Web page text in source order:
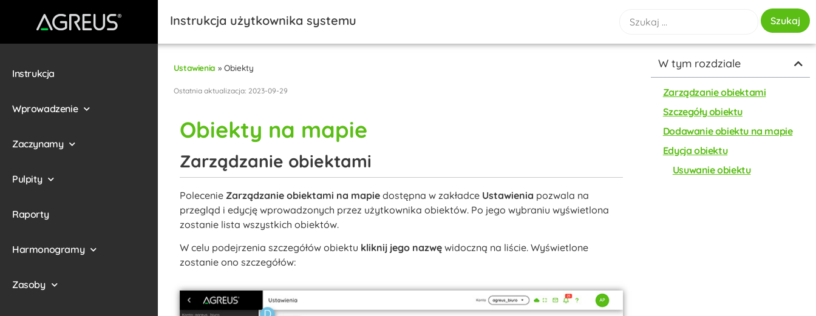
Instrukcja użytkownika systemu
Instrukcja
Wprowadzenie
Zaczynamy
Pulpity
Raporty
Harmonogramy
Zasoby
Ustawienia » Obiekty
Ostatnia aktualizacja: 2023-09-29
Obiekty na mapie
Zarządzanie obiektami
Polecenie Zarządzanie obiektami na mapiedostępna w zakładce Ustawienia pozwala na
przegląd i edycję wprowadzonych przez użytkownika obiektów. Po jego wybraniu wyświetlona
zostanie lista wszystkich obiektów.
W celu podejrzenia szczegółów obiektu kliknij jego nazwęwidoczną na liście. Wyświetlone
zostanie ono szczegółów:
W tym rozdziale
Zarządzanie obiektami
Szczegóły obiektu
Dodawanie obiektu na mapie
Edycja obiektu
Usuwanie obiektu